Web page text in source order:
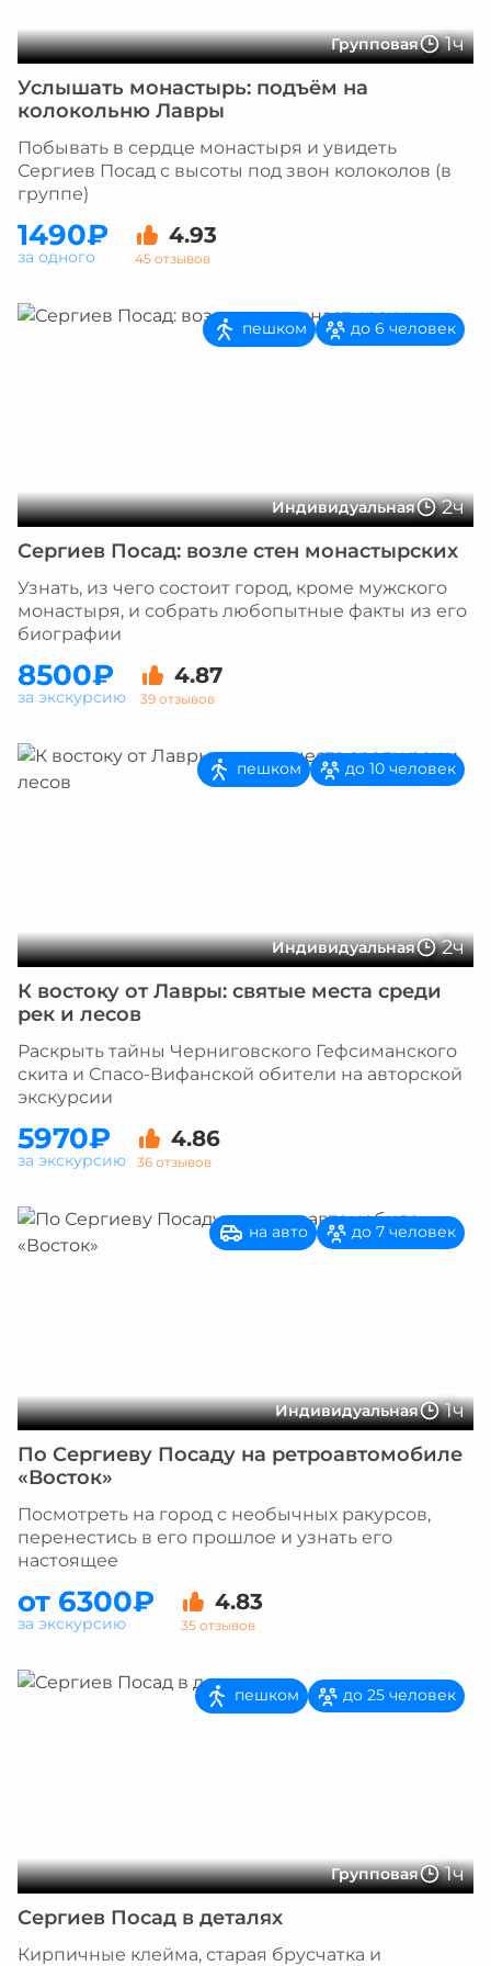
Групповая
1ч
Услышать монастырь: подъём на
колокольню Лавры
Побывать в сердце монастыря и увидеть
Сергиев Посад с высоты под звон колоколов (в
группе)
1490₽ 4.93
45 отзывов
за одного
Индивидуальная 2ч
пешком до 6 человек
Сергиев Посад: возле стен монастырских
Узнать, из чего состоит город, кроме мужского
монастыря, и собрать любопытные факты из его
биографии
8500₽ 4.87
39 отзывов
за экскурсию
Индивидуальная 2ч
пешком до 10 человек
К востоку от Лавры: святые места среди
рек и лесов
Раскрыть тайны Черниговского Гефсиманского
скита и Спасо-Вифанской обители на авторской
экскурсии
5970₽ 4.86
36 отзывов
за экскурсию
Индивидуальная 1ч
на авто до 7 человек
По Сергиеву Посаду на ретроавтомобиле
«Восток»
Посмотреть на город с необычных ракурсов,
перенестись в его прошлое и узнать его
настоящее
от 6300₽ 4.83
35 отзывов
за экскурсию
Групповая 1ч
пешком до 25 человек
Сергиев Посад в деталях
Кирпичные клейма, старая брусчатка и